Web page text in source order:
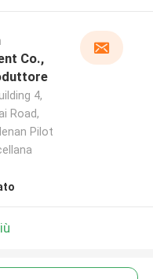
presto!
Co.,
4,
Road,
Pilot